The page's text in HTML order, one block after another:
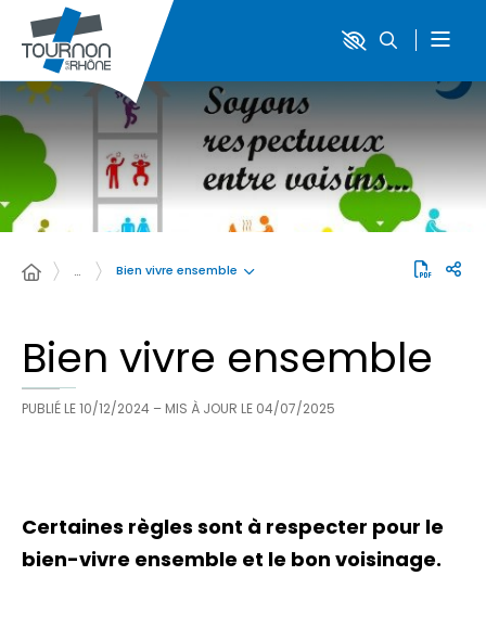
… Bien vivre ensemble
Bien vivre ensemble
PUBLIÉ LE10/12/2024 – MIS À JOUR LE 04/07/2025
Certaines règles sont à respecter pour le
bien-vivre ensemble et le bon voisinage.